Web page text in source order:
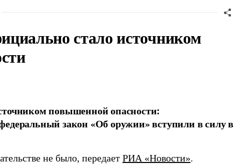
стало источником
повышенной опасности:
закон «Об оружии» вступили в силу в
не было, передает РИА «Новости».